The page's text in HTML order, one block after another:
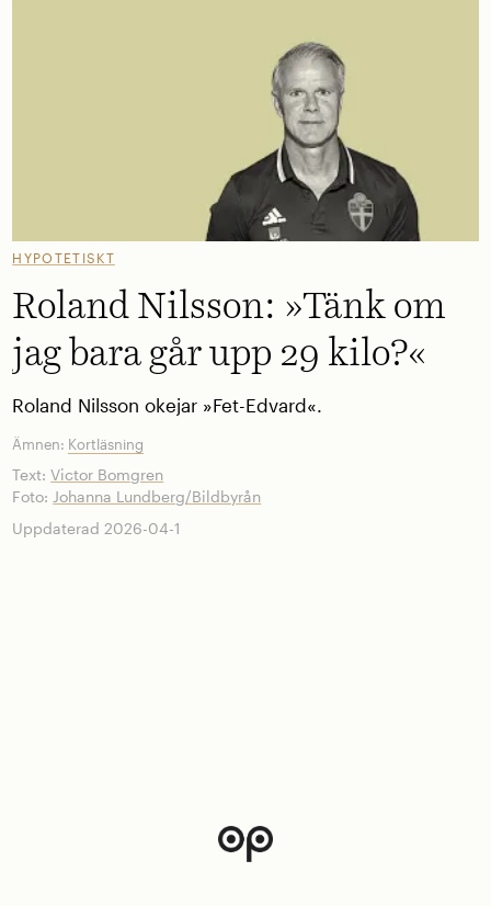
HYPOTETISKT
Roland Nilsson: »Tänk om
jag bara går upp 29 kilo?«
Roland Nilsson okejar »Fet-Edvard«.
Ämnen: Kortläsning
Text:Victor Bomgren
Foto: Johanna Lundberg/Bildbyrån
Uppdaterad 2026-04-1